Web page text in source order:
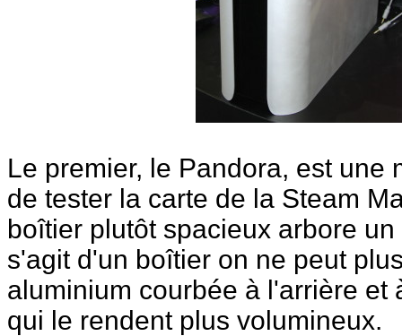
Le premier, le Pandora, est
de tester la carte de la Steam
boîtier plutôt spacieux arbore
s'agit d'un boîtier on ne peut
aluminium courbée à l'arrière et
qui le rendent plus volumineux.